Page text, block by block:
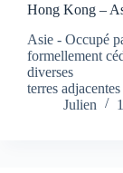
Hong Kong –
Asie - Occupé
formellement
diverses
terres
Julien